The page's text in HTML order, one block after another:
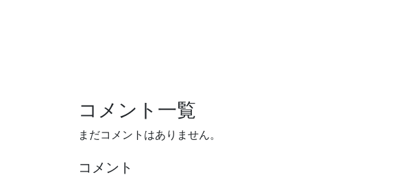
コメント一覧
まだコメントはありません。
コメント